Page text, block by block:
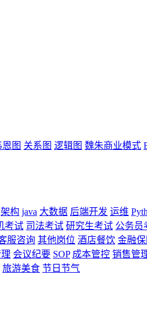
恩图 关系图 逻辑图 魏朱商业模式
架构 java 大数据 后端开发 运维
考试 司法考试 研究生考试 公务员
服咨询 其他岗位 酒店餐饮 金融
会议纪要 SOP 成本管控 销售管
旅游美食 节日节气